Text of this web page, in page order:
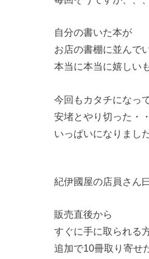
自分の書いた本が
お店の書棚に並んで
本当に本当に嬉しい
今回もカタチになっ
安堵とやり切った・
いっぱいになりまし
紀伊國屋の店員さん曰
販売直後から
すぐに手に取られる
追加で10冊取り寄せ